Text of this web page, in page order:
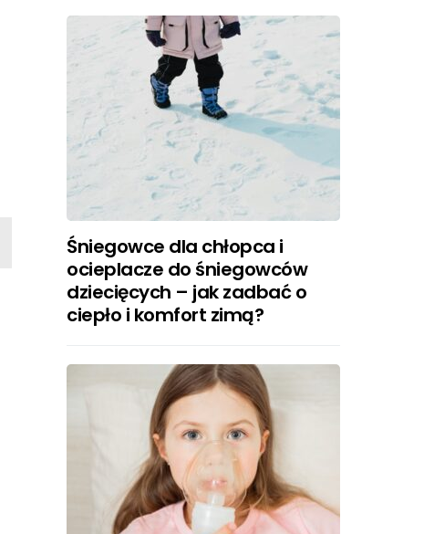
Śniegowce dla chłopca i
ocieplacze do śniegowców
dziecięcych – jak zadbać o
ciepło i komfort zimą?